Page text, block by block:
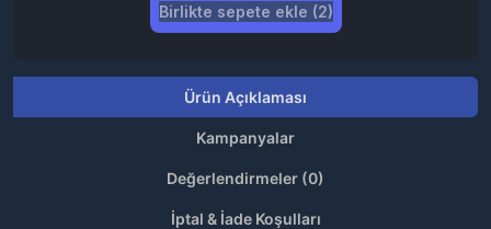
Birlikte sepete ekle (2)
Ürün Açıklaması
Kampanyalar
Değerlendirmeler (0)
İptal & İade Koşulları